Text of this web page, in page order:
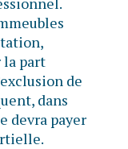
la part
de
dans
devra payer